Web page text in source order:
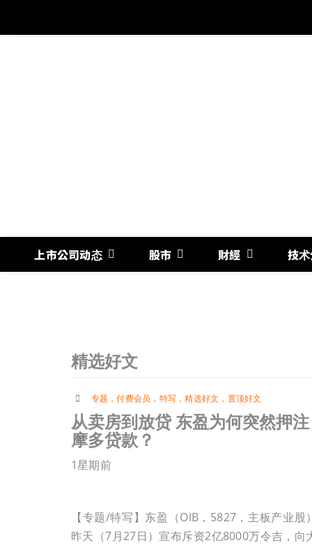
上市公司动态 股市 財經 技
精选好文
专题 ，付费会员 ， 特写 ，精选好文 ， 置顶好文
从卖房到放贷 东盈为何突然押注
摩多贷款？
1星期前
【专题/特写】东盈（OIB，5827，主板产业股
昨天（7月27日）宣布斥资2亿8000万令吉，向